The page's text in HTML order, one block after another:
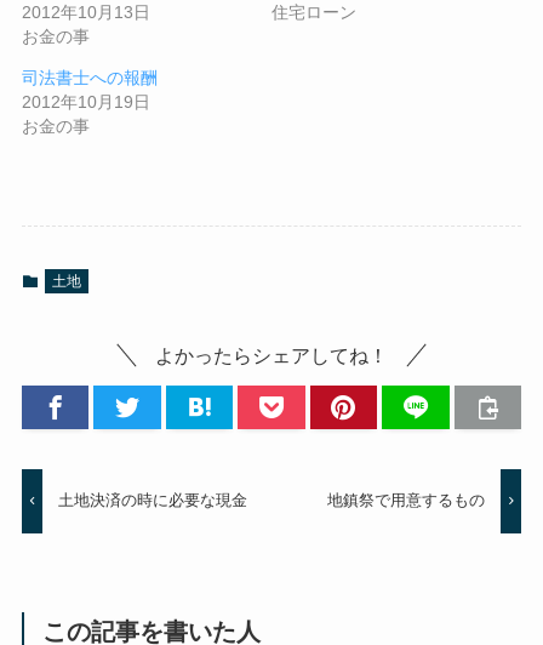
2012年10月13日
お金の事
住宅ローン
司法書士への報酬
2012年10月19日
お金の事
土地
よかったらシェアしてね！
土地決済の時に必要な現金 地鎮祭で用意するもの
この記事を書いた人